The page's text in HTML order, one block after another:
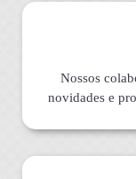
Nossos
novidades e